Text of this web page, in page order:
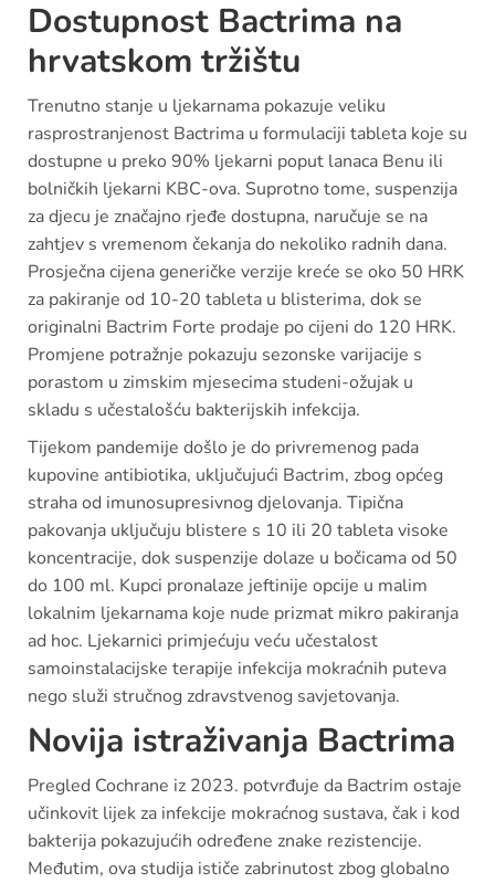
Dostupnost Bactrima na
hrvatskom tržištu
Trenutno stanje u ljekarnama pokazuje veliku
rasprostranjenost Bactrima u formulaciji tableta koje su
dostupne u preko 90% ljekarni poput lanaca Benu ili
bolničkih ljekarni KBC-ova. Suprotno tome, suspenzija
za djecu je značajno rjeđe dostupna, naručuje se na
zahtjev s vremenom čekanja do nekoliko radnih dana.
Prosječna cijena generičke verzije kreće se oko 50 HRK
za pakiranje od 10-20 tableta u blisterima, dok se
originalni Bactrim Forte prodaje po cijeni do 120 HRK.
Promjene potražnje pokazuju sezonske varijacije s
porastom u zimskim mjesecima studeni-ožujak u
skladu s učestalošću bakterijskih infekcija.
Tijekom pandemije došlo je do privremenog pada
kupovine antibiotika, uključujući Bactrim, zbog općeg
straha od imunosupresivnog djelovanja. Tipična
pakovanja uključuju blistere s 10 ili 20 tableta visoke
koncentracije, dok suspenzije dolaze u bočicama od 50
do 100 ml. Kupci pronalaze jeftinije opcije u malim
lokalnim ljekarnama koje nude prizmat mikro pakiranja
ad hoc. Ljekarnici primjećuju veću učestalost
samoinstalacijske terapije infekcija mokraćnih puteva
nego služi stručnog zdravstvenog savjetovanja.
Novija istraživanja Bactrima
Pregled Cochrane iz 2023. potvrđuje da Bactrim ostaje
učinkovit lijek za infekcije mokraćnog sustava, čak i kod
bakterija pokazujućih određene znake rezistencije.
Međutim, ova studija ističe zabrinutost zbog globalno